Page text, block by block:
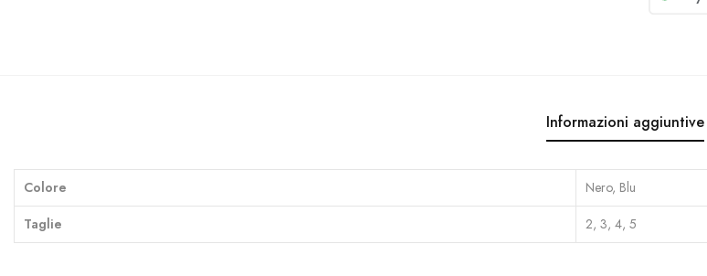
Informazioni aggiuntive
Colore
Nero, Blu
Taglie
2, 3, 4, 5